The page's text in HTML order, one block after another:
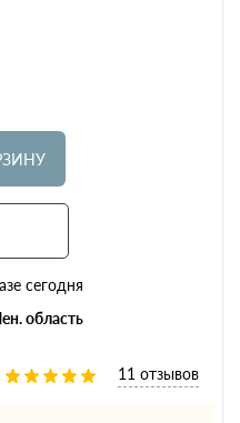
сегодня
область
11 отзывов